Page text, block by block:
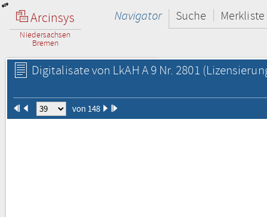
Arcinsys
Niedersachsen
Bremen
Navigator Suche Merkliste
Digitalisate von LkAH A 9 Nr. 2801
von 148